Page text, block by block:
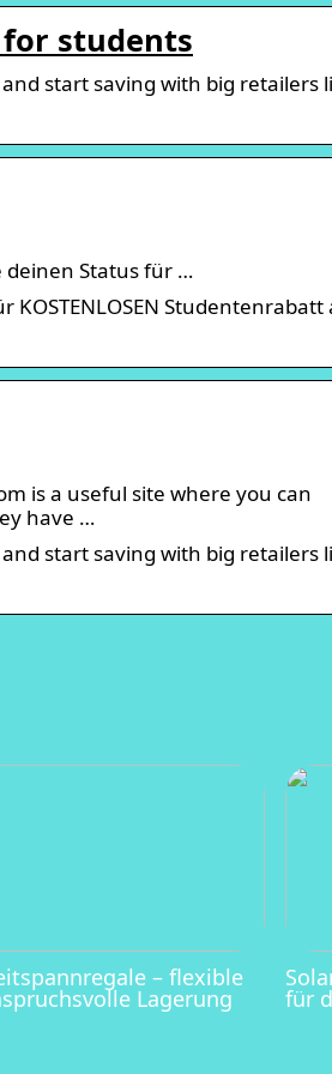
for students
start saving with big retailers
deinen Status für …
KOSTENLOSEN Studentenrabatt
is a useful site where you can
have …
start saving with big retailers
– flexible
Lagerung für